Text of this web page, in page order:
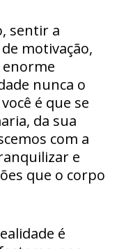
sentir a
motivação,
enorme
nunca o
é que se
da sua
com a
e
que o corpo
é